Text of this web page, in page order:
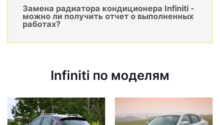
Замена радиатора кондиционера Infiniti -
можно ли получить отчет о выполненных
работах?
Infiniti по моделям